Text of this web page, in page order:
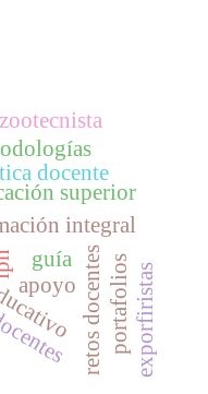
integral
superior
guía
apoyo
docente
retos docentesportafoliosexporfiristas